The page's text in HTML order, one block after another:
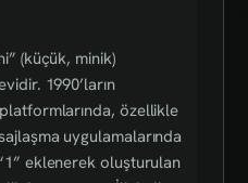
(küçük, minik)
1990’ların
özellikle
uygulamalarında
eklenerek oluşturulan